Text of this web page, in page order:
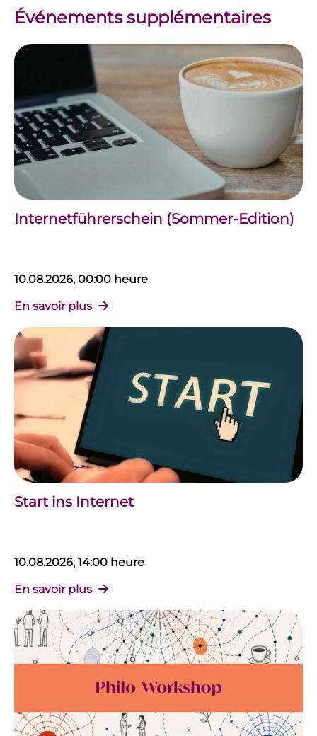
Événements supplémentaires
Internetführerschein (Sommer-Edition)
10.08.2026, 00:00 heure
En savoir plus
Start ins Internet
10.08.2026, 14:00 heure
En savoir plus